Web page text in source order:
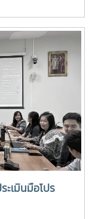
ลและแลกเปลี่ยน
เป็นเลิศตามเกณฑ์
มความพร้อมใน
ระดับหลักสูตรและ
รพิจารณาเลือก
ยาลัยในปี 2572#
ะกรรมการประกัน
เมินมือโปร